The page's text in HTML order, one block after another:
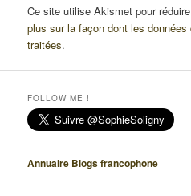
Ce site utilise Akismet pour
plus sur la façon dont les
traitées.
FOLLOW ME !
Annuaire Blogs francophone